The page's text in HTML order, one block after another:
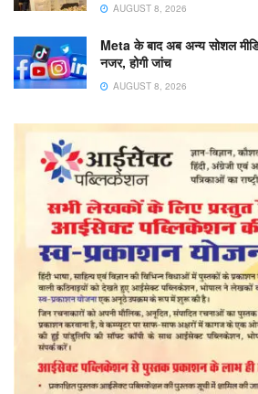
AUGUST 8, 2026
Meta के बाद अब अन्य सोशल
नजर, होगी जांच
AUGUST 8, 2026